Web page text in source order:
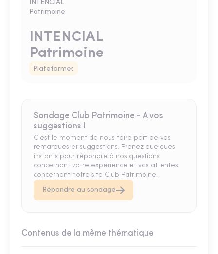
INTENCIAL
Patrimoine
Plateformes
Sondage Club Patrimoine - A vos
suggestions !
C'est le moment de nous faire part de vos
remarques et suggestions. Prenez quelques
instants pour répondre à nos questions
concernant votre expérience et vos attentes
concernant notre site Club Patrimoine.
Répondre au sondage
Contenus de la même thématique